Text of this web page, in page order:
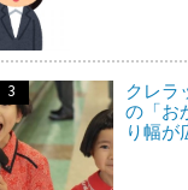
クレラ
の「お
り幅が